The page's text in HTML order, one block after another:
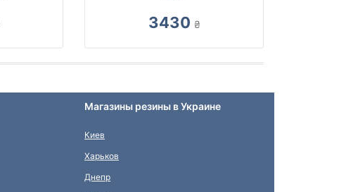
3430 ₴
Магазины резины в Украине
Киев
Харьков
Днепр